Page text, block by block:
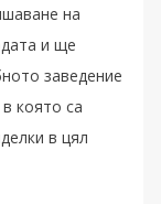
на
и ще
заведение
която са
в цял